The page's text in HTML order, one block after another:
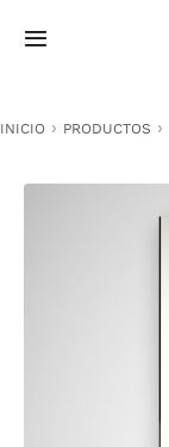
Toggle
NOSOTROS
INICIO PRODUCTOS